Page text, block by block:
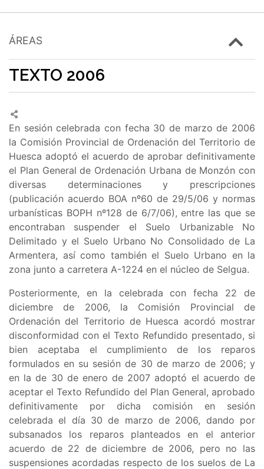
ÁREAS
TEXTO 2006
En sesión celebrada con fecha 30 de marzo de 2006
la Comisión Provincial de Ordenación del Territorio de
Huesca adoptó el acuerdo de aprobar definitivamente
el Plan General de Ordenación Urbana de Monzón con
diversas determinaciones y prescripciones
(publicación acuerdo BOA nº60 de 29/5/06 y normas
urbanísticas BOPH nº128 de 6/7/06), entre las que se
encontraban suspender el Suelo Urbanizable No
Delimitado y el Suelo Urbano No Consolidado de La
Armentera, así como también el Suelo Urbano en la
zona junto a carretera A-1224 en el núcleo de Selgua.
Posteriormente, en la celebrada con fecha 22 de
diciembre de 2006, la Comisión Provincial de
Ordenación del Territorio de Huesca acordó mostrar
disconformidad con el Texto Refundido presentado, si
bien aceptaba el cumplimiento de los reparos
formulados en su sesión de 30 de marzo de 2006; y
en la de 30 de enero de 2007 adoptó el acuerdo de
aceptar el Texto Refundido del Plan General, aprobado
definitivamente por dicha comisión en sesión
celebrada el día 30 de marzo de 2006, dando por
subsanados los reparos planteados en el anterior
acuerdo de 22 de diciembre de 2006, pero no las
suspensiones acordadas respecto de los suelos de La